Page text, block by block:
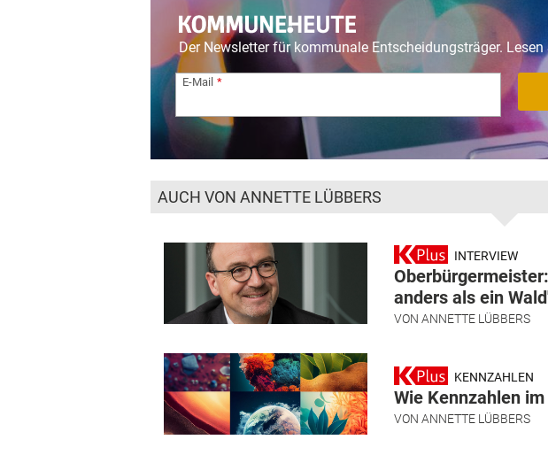
Der Newsletter für kommunale Entscheidungsträger.
E-Mail
AUCH VON ANNETTE LÜBBERS
INTERVIEW
anders als ein
VON ANNETTE LÜBBERS
KENNZAHLEN
Wie Kennzahlen
VON ANNETTE LÜBBERS